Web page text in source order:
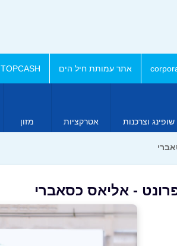
אתר עמותת חיל הים TOPCASH
שופינג וצרכנות אטרקציות מזון
פרונט - אליאס כסאברי